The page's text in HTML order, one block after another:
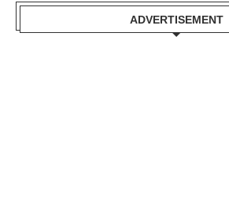
ADVERTISEMENT